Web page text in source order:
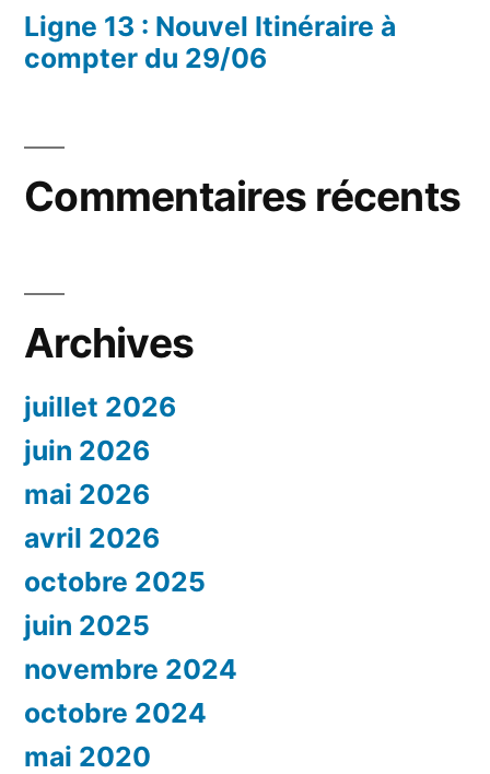
Ligne 13 : Nouvel Itinéraire à
compter du 29/06
Commentaires récents
Archives
juillet 2026
juin 2026
mai 2026
avril 2026
octobre 2025
juin 2025
novembre 2024
octobre 2024
mai 2020